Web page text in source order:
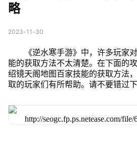
略
2023-11-30
《逆水寒手游》中，许多玩家
能的获取方法不太清楚。在下面的
绍镜天阁地图百家技能的获取方法
取的玩家们有所帮助。请不要错过下